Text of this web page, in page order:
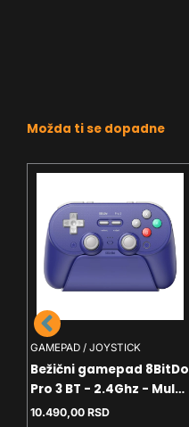
Možda ti se dopadne
GAMEPAD / JOYSTICK
Bežični gamepad 8BitDo
Pro 3 BT - 2.4Ghz - Multi
platform - Vibracija -
10.490,00 RSD